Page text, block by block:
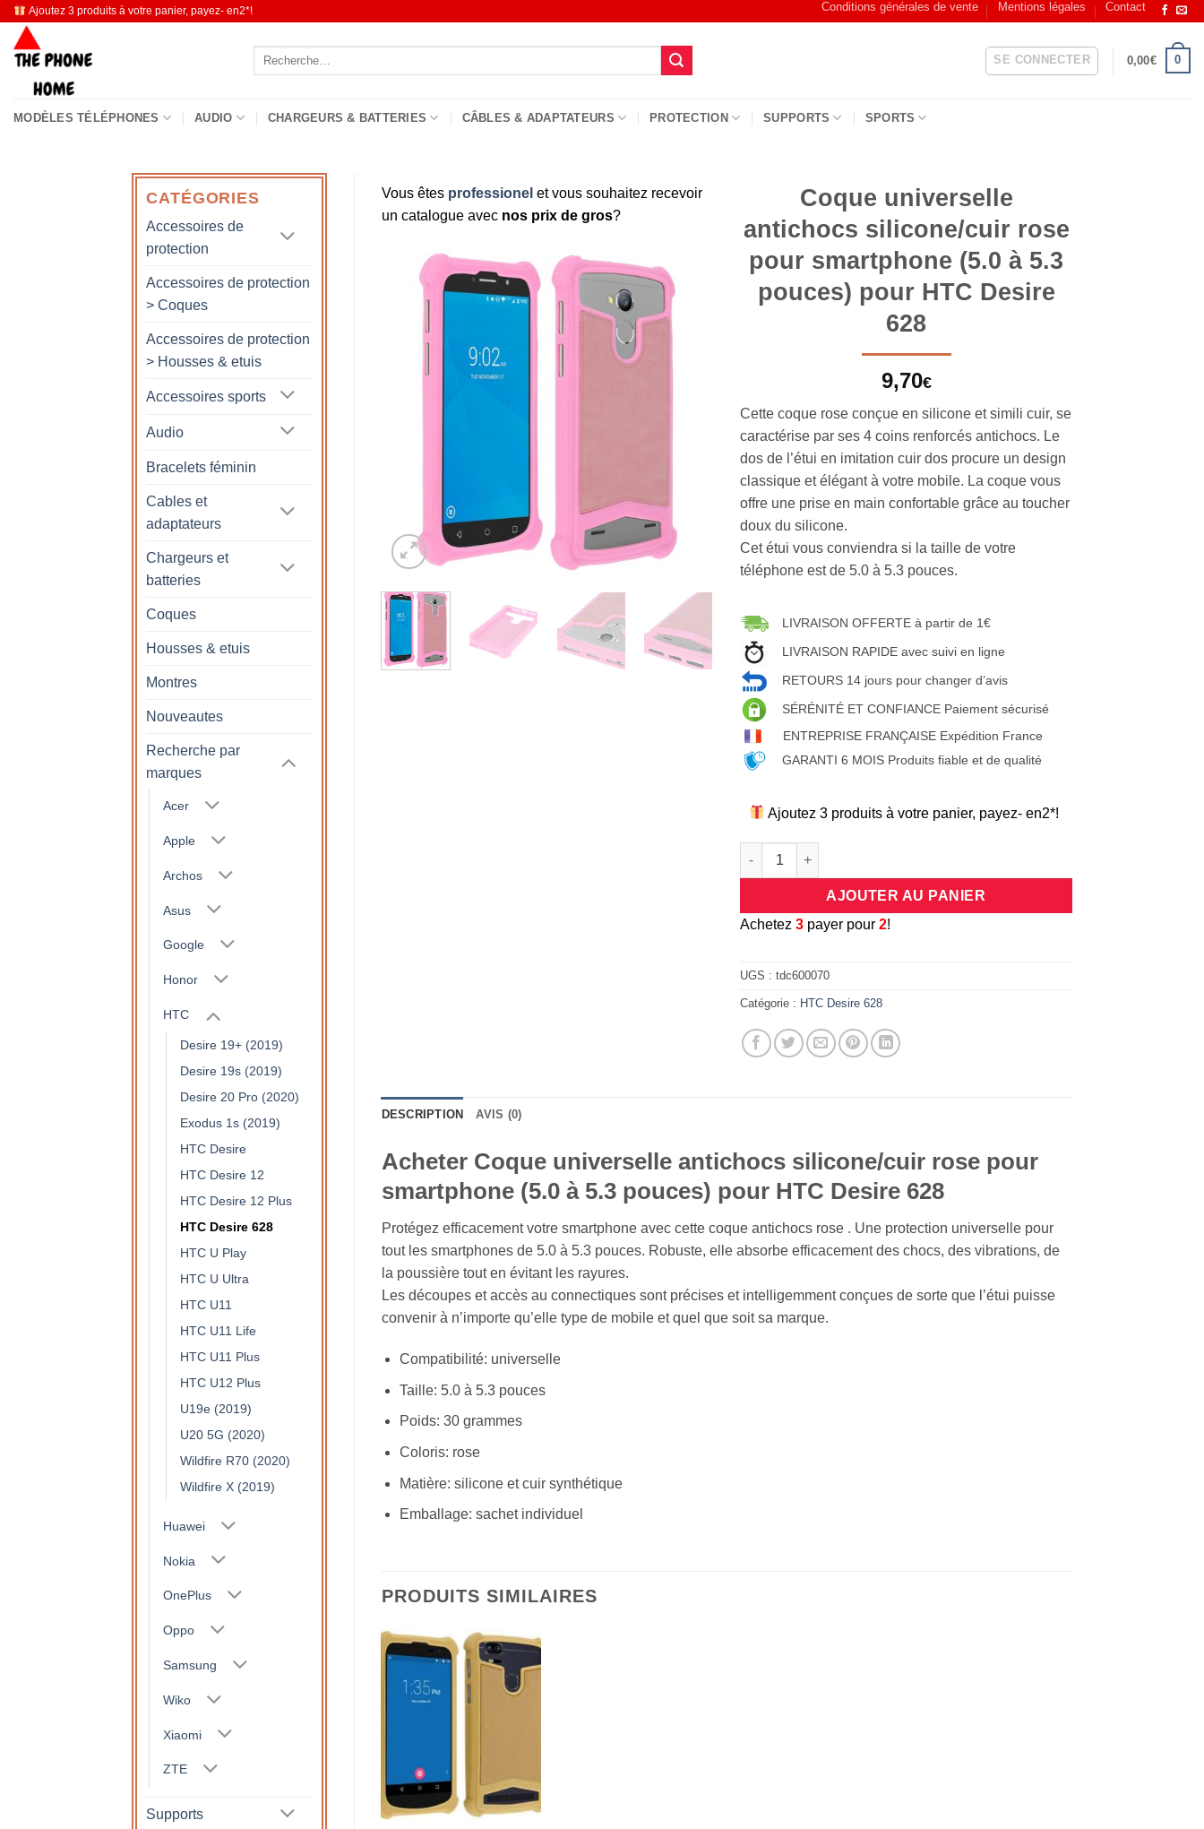
Passer
contenu
Ajoutez 3 produits à votre panier, payez- en2*! Conditions générales de vente Mentions légales Contact
Recherche
SE CONNECTER 0,00€ 0
MODÈLES TÉLÉPHONES AUDIO CHARGEURS & BATTERIES CÂBLES & ADAPTATEURS PROTECTION SUPPORTS SPORTS
CATÉGORIES
Accessoires de
protection
Accessoires de protection
> Coques
Accessoires de protection
> Housses & etuis
Accessoires sports
Audio
Bracelets féminin
Cables et
adaptateurs
Chargeurs et
batteries
Coques
Housses & etuis
Montres
Nouveautes
Recherche par
marques
Acer
Apple
Archos
Asus
Google
Honor
HTC
Desire 19+ (2019)
Desire 19s (2019)
Desire 20 Pro (2020)
Exodus 1s (2019)
HTC Desire
HTC Desire 12
HTC Desire 12 Plus
HTC Desire 628
HTC U Play
HTC U Ultra
HTC U11
HTC U11 Life
HTC U11 Plus
HTC U12 Plus
U19e (2019)
U20 5G (2020)
Wildfire R70 (2020)
Wildfire X (2019)
Huawei
Nokia
OnePlus
Oppo
Samsung
Wiko
Xiaomi
ZTE
Supports
Vous êtes professionel et vous souhaitez recevoir
un catalogue avec nos prix de gros?
Coque universelle
antichocs silicone/cuir rose
pour smartphone (5.0 à 5.3
pouces) pour HTC Desire
628
9,70€
Cette coque rose conçue en silicone et simili cuir, se
caractérise par ses 4 coins renforcés antichocs. Le
dos de l’étui en imitation cuir dos procure un design
classique et élégant à votre mobile. La coque vous
offre une prise en main confortable grâce au toucher
doux du silicone.
Cet étui vous conviendra si la taille de votre
téléphone est de 5.0 à 5.3 pouces.
LIVRAISON OFFERTE à partir de 1€
LIVRAISON RAPIDE avec suivi en ligne
RETOURS 14 jours pour changer d’avis
SÉRÉNITÉ ET CONFIANCE Paiement sécurisé
ENTREPRISE FRANÇAISE Expédition France
GARANTI 6 MOIS Produits fiable et de qualité
Ajoutez 3 produits à votre panier, payez- en2*!
quantité de Coque universelle antichocs silicone/cuir rose pour
AJOUTER AU PANIER
Achetez3 payer pour2!
UGS :tdc600070
Catégorie : HTC Desire 628
DESCRIPTION AVIS (0)
Acheter Coque universelle antichocs silicone/cuir rose pour
smartphone (5.0 à 5.3 pouces) pour HTC Desire 628
Protégez efficacement votre smartphone avec cette coque antichocs rose . Une protection universelle pour
tout les smartphones de 5.0 à 5.3 pouces. Robuste, elle absorbe efficacement des chocs, des vibrations, de
la poussière tout en évitant les rayures.
Les découpes et accès au connectiques sont précises et intelligemment conçues de sorte que l’étui puisse
convenir à n’importe qu’elle type de mobile et quel que soit sa marque.
Compatibilité: universelle
Taille: 5.0 à 5.3 pouces
Poids: 30 grammes
Coloris: rose
Matière: silicone et cuir synthétique
Emballage: sachet individuel
PRODUITS SIMILAIRES